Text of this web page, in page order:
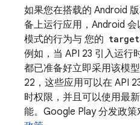
如果您在搭载的 Android
备上运行应用，Android
模式的行为与 您的
例如，当 API 23 引入运行
都已准备好立即采用该模
22，这些应用可以在 API
时权限，并且可以使用最新
能。Google Play 分发政